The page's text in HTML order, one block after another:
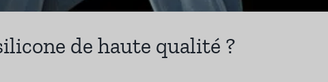
de haute qualité ?